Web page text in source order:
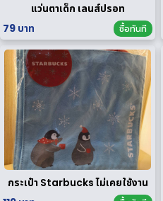
แว่นตาเด็ก เลนส์ปรอท
79 บาท
ซื้อทันที
กระเป๋า Starbucks ไม่เคยใช้งาน